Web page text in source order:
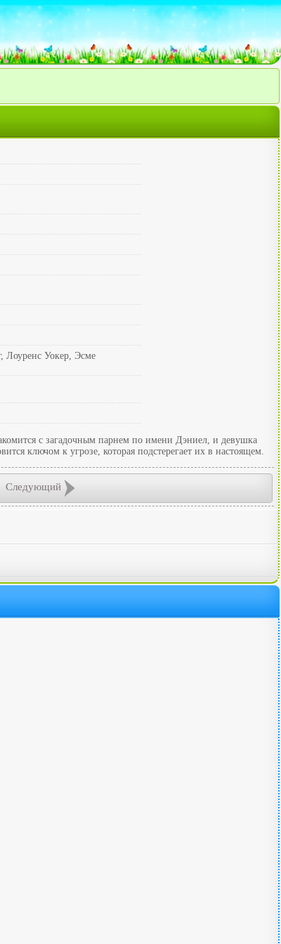
Лоуренс Уокер, Эсме
с загадочным парнем по имени Дэниел, и девушка
ключом к угрозе, которая подстерегает их в настоящем.
Следующий